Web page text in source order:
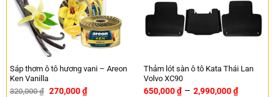
Sáp thơm ô tô hương vani – Areon
Ken Vanilla
320,000₫ 270,000₫
Thảm lót sàn ô tô Kata Thái Lan
Volvo XC90
650,000₫ – 2,990,000₫